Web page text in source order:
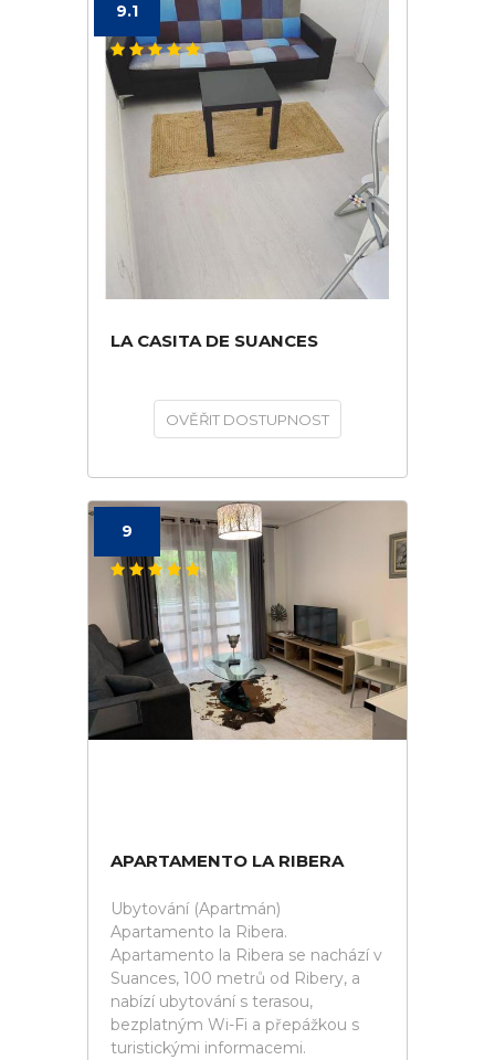
9.1
LA CASITA DE SUANCES
OVĚŘIT DOSTUPNOST
9
APARTAMENTO LA RIBERA
Ubytování (Apartmán)
Apartamento la Ribera.
Apartamento la Ribera se nachází v
Suances, 100 metrů od Ribery, a
nabízí ubytování s terasou,
bezplatným Wi-Fi a přepážkou s
turistickými informacemi.